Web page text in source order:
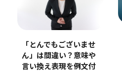
「とんでもございませ
ん」は間違い？意味や
言い換え表現を例文付